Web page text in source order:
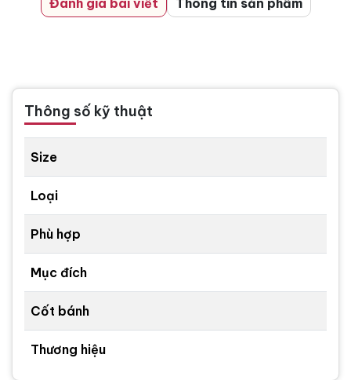
Thông số kỹ thuật
Size
Loại
Phù hợp
Mục đích
Cốt bánh
Thương hiệu